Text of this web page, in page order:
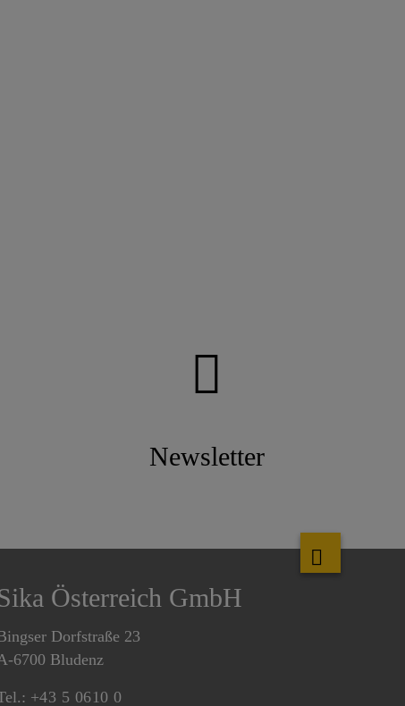
Newsletter
Österreich GmbH
Dorfstraße 23
6700 Bludenz
+43 5 0610 0